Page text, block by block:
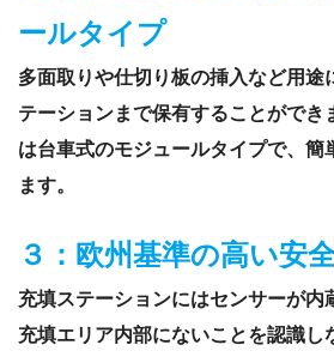
ールタイプ
多面取りや仕切り板の挿入など用途
テーションまで保有することができ
は台車式のモジュールタイプで、簡
ます。
３：欧州基準の高い安
充填ステーションにはセンサーが内
充填エリア内部にないことを認識し